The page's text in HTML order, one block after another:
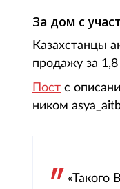
За дом с
Казахстанцы
продажу за
Пост с
ником
«Такого